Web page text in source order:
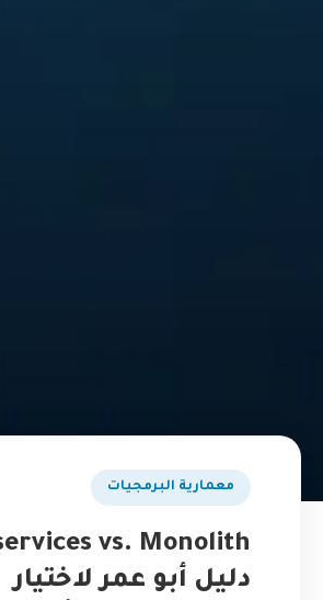
​معمارية البرمجيات
دليل أبو عمر لاختيار